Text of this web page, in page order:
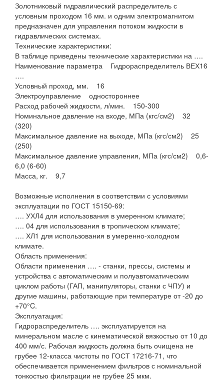
Золотниковый гидравлический распределитель с
условным проходом 16 мм. и одним электромагнитом
предназначен для управления потоком жидкости в
гидравлических системах.
Технические характеристики:
В таблице приведены технические характеристики на ….
Наименование параметра Гидрораспределитель ВЕХ16
….
Условный проход, мм. 16
Электроуправление одностороннее
Расход рабочей жидкости, л/мин. 150-300
Номинальное давление на входе, МПа (кгс/см2) 32
(320)
Максимальное давление на выходе, МПа (кгс/см2) 25
(250)
Максимальное давление управления, МПа (кгс/см2) 0,6-
6,0 (6-60)
Масса, кг. 9,7
Возможные исполнения в соответствии с условиями
эксплуатации по ГОСТ 15150-69:
…. УХЛ4 для использования в умеренном климате;
…. 04 для использования в тропическом климате;
…. ХЛ1 для использования в умеренно-холодном
климате.
Область применения:
Области применения …. - станки, прессы, системы и
устройства с автоматическим и полуавтоматическим
циклом работы (ГАП, манипуляторы, станки с ЧПУ) и
другие машины, работающие при температуре от -20 до
+70°C.
Эксплуатация:
Гидрораспределитель …. эксплуатируется на
минеральном масле с кинематической вязкостью от 10 до
400 мм/с. Рабочая жидкость должна быть очищена не
грубее 12-класса чистоты по ГОСТ 17216-71, что
обеспечивается применением фильтров с номинальной
тонкостью фильтрации не грубее 25 мкм.